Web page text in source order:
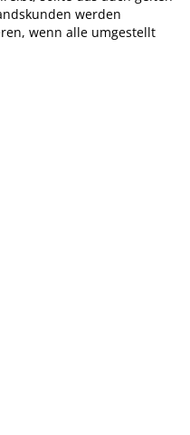
werden
wenn alle umgestellt